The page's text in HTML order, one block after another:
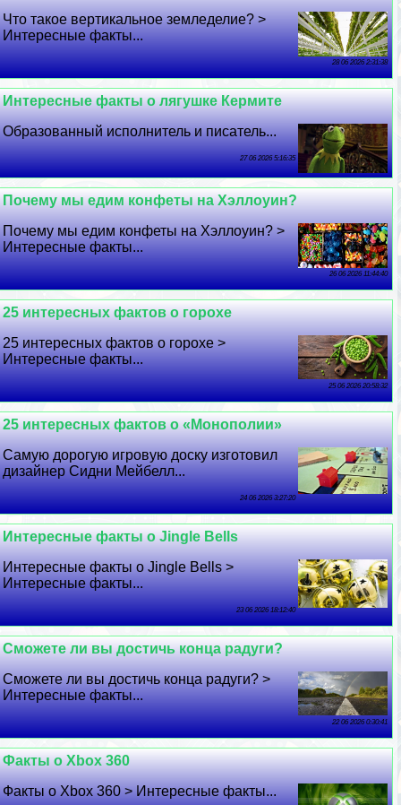
Что такое вертикальное земледелие? >
Интересные факты...
28 06 2026 2:31:38
Интересные факты о лягушке Кермите
Образованный исполнитель и писатель...
27 06 2026 5:16:35
Почему мы едим конфеты на Хэллоуин?
Почему мы едим конфеты на Хэллоуин? >
Интересные факты...
26 06 2026 11:44:40
25 интересных фактов о горохе
25 интересных фактов о горохе >
Интересные факты...
25 06 2026 20:58:32
25 интересных фактов о «Монополии»
Самую дорогую игровую доску изготовил
дизайнер Сидни Мейбелл...
24 06 2026 3:27:20
Интересные факты о Jingle Bells
Интересные факты о Jingle Bells >
Интересные факты...
23 06 2026 18:12:40
Сможете ли вы достичь конца радуги?
Сможете ли вы достичь конца радуги? >
Интересные факты...
22 06 2026 0:30:41
Факты о Xbox 360
Факты о Xbox 360 > Интересные факты...